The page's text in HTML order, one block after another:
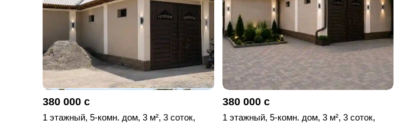
380 000 с
1 этажный, 5-комн. дом, 3 м², 3 соток,
380 000 с
1 этажный, 5-комн. дом, 3 м², 3 соток,